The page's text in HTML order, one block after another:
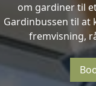
om gardiner til
Gardinbussen til at
fremvisning,